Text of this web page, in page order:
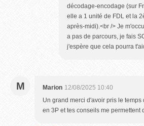
décodage-encodage (sur
elle a 1 unité de FDL et la
après-midi).<br /> Je
a pas de parcours, je fais
j'espère que cela pourra
M Marion 12/08/2025 10:40
Un grand merci d'avoir pris le
en 3P et tes conseils me